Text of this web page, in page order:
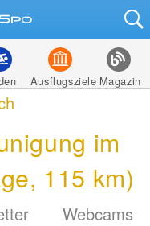
Ausflugsziele Magazin
im
115 km)
Webcams